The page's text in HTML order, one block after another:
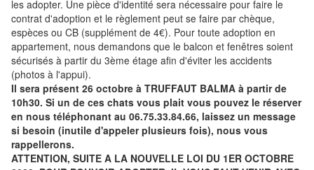
les adopter. Une pièce d'identité sera nécessaire pour faire le
contrat d'adoption et le règlement peut se faire par chèque,
espèces ou CB (supplément de 4€). Pour toute adoption en
appartement, nous demandons que le balcon et fenêtres soient
sécurisés à partir du 3ème étage afin d'éviter les accidents
(photos à l'appui).
Il sera présent 26 octobre à TRUFFAUT BALMA à partir de
10h30. Si un de ces chats vous plait vous pouvez le réserver
en nous téléphonant au 06.75.33.84.66, laissez un message
si besoin (inutile d'appeler plusieurs fois), nous vous
rappellerons.
ATTENTION, SUITE A LA NOUVELLE LOI DU 1ER OCTOBRE